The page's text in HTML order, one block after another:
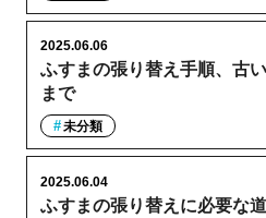
ふすまの張り替え手順、古
まで
2025.06.06
未分類
ふすまの張り替えに必要な
2025.06.04